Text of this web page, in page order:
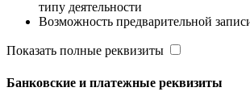
типу деятельности
Возможность предварительной
Показать полные реквизиты
Банковские и платежные реквизиты